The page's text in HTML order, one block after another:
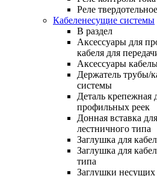
Реле твердотельное
Кабеленесущие системы
В раздел
Аксессуары для
кабеля для
Аксессуары
Держатель трубы/
системы
Деталь крепежная
профильных реек
Донная вставка
лестничного типа
Заглушка для
Заглушка для
типа
Заглушки